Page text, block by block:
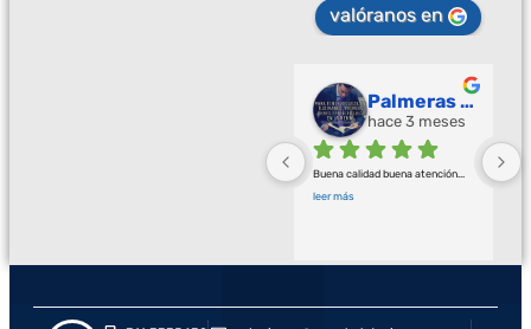
valóranos en
Palmeras Doradas
hace 3 meses
Buena calidad buena atención
leer más